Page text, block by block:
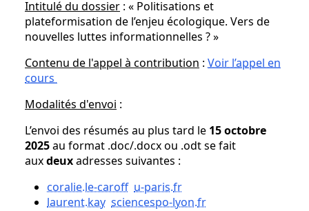
Intitulé du dossier : « Politisations et
plateformisation de l’enjeu écologique. Vers de
nouvelles luttes informationnelles ? »
Contenu de l'appel à contribution : Voir l’appel en
cours
Modalités d'envoi :
L’envoi des résumés au plus tard le 15 octobre
2025au format .doc/.docx ou .odt se fait
auxdeuxadresses suivantes :
coralie.le-caroff u-paris.fr
laurent.kay sciencespo-lyon.fr